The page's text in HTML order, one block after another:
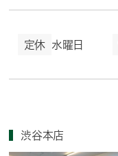
定休 水曜日
渋谷本店